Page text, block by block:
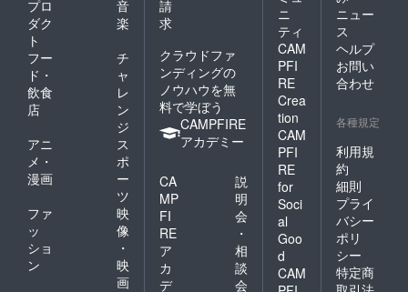
プロ
ダク
ト
音
楽
フー
ド・
飲食
店
チ
ャ
レ
ン
ジ
アニ
メ・
漫画
ス
ポ
ー
ツ
ファ
ッ
ショ
ン
映
像
・
映
画
請
求
クラウドファ
ンディングの
ノウハウを無
料で学ぼう
CAMPFIRE
アカデミー
CA
MP
FI
RE
ア
カ
デ
説
明
会
・
相
談
会
ニ
ティ
CAM
PFI
RE
Crea
tion
CAM
PFI
RE
for
Soci
al
Goo
d
CAM
ニュー
ス
ヘルプ
お問い
合わせ
各種規定
利用規
約
細則
プライ
バシー
ポリ
シー
特定商